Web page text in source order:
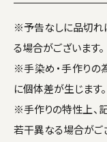
※予告なしに品切れ
る場合がございます。
※手染め・手作りの
に個体差が生じます。
※手作りの特性上、
若干異なる場合がご